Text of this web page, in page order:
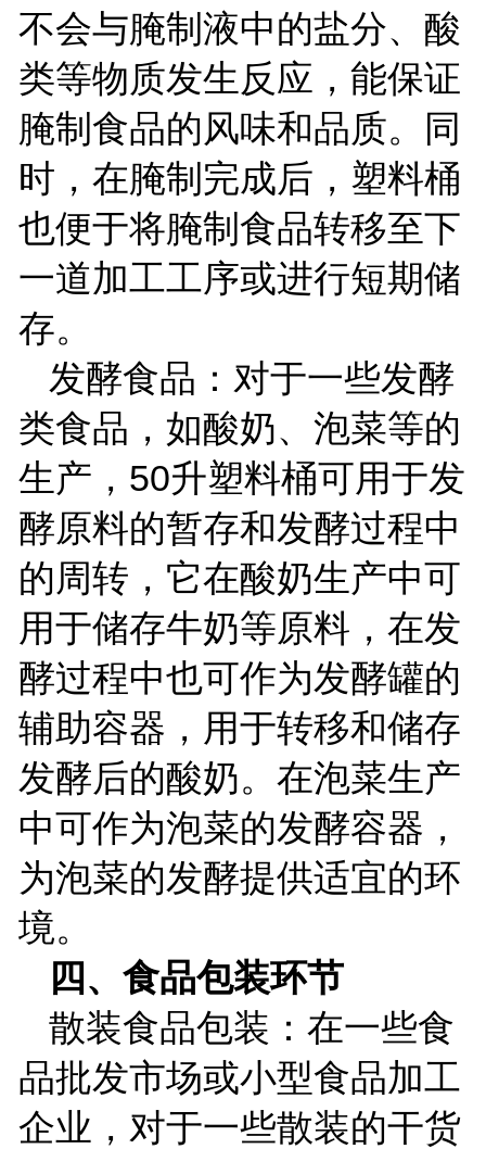
不会与腌制液中的盐分、酸
类等物质发生反应，能保证
腌制食品的风味和品质。同
时，在腌制完成后，塑料桶
也便于将腌制食品转移至下
一道加工工序或进行短期储
存。
发酵食品：对于一些发酵
类食品，如酸奶、泡菜等的
生产， 50升塑料桶可用于发
酵原料的暂存和发酵过程中
的周转，它在酸奶生产中可
用于储存牛奶等原料，在发
酵过程中也可作为发酵罐的
辅助容器，用于转移和储存
发酵后的酸奶。在泡菜生产
中可作为泡菜的发酵容器，
为泡菜的发酵提供适宜的环
境。
四、食品包装环节
散装食品包装：在一些食
品批发市场或小型食品加工
企业，对于一些散装的干货